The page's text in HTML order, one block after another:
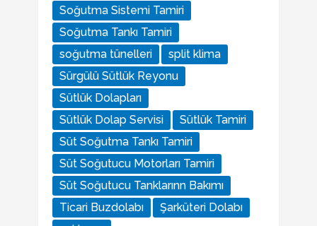
Soğutma Sistemi Tamiri
Soğutma Tankı Tamiri
soğutma tünelleri
split klima
Sürgülü Sütlük Reyonu
Sütlük Dolapları
Sütlük Dolap Servisi
Sütlük Tamiri
Süt Soğutma Tankı Tamiri
Süt Soğutucu Motorları Tamiri
Süt Soğutucu Tanklarınn Bakımı
Ticari Buzdolabı
Şarküteri Dolabı